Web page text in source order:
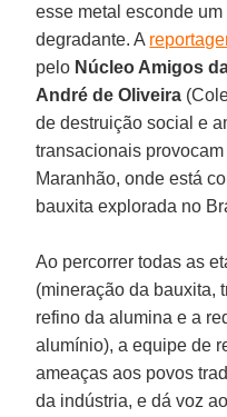
esse metal esconde
degradante. A
pelo Núcleo Amigos
André de Oliveira
de destruição social e
transacionais
Maranhão, onde está
bauxita explorada no
Ao percorrer todas as
(mineração da bauxita,
refino da alumina e a
alumínio), a equipe de
ameaças aos povos
da indústria, e dá voz